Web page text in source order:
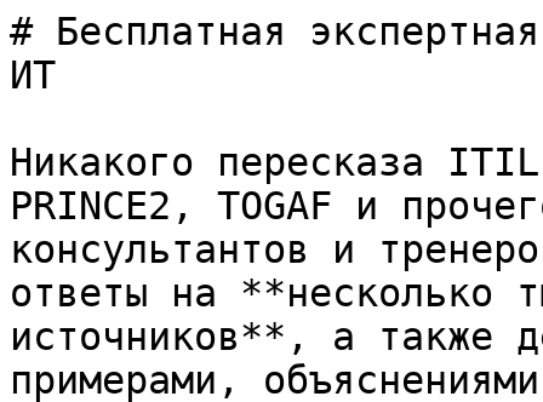
# Бесплатная
ИТ
Никакого пересказа
PRINCE2, TOGAF и
консультантов и
ответы на **несколько
источников**, а также
примерами,